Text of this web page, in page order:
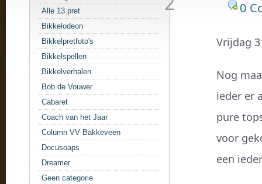
Alle 13 pret
Bikkelodeon
Bikkelpretfoto's
Bikkelspellen
Bikkelverhalen
Bob de Vouwer
Cabaret
Coach van het Jaar
Column VV Bakkeveen
Docusoaps
Dreamer
Geen categorie
0
Vrijdag
Nog
ieder er
pure
voor
een